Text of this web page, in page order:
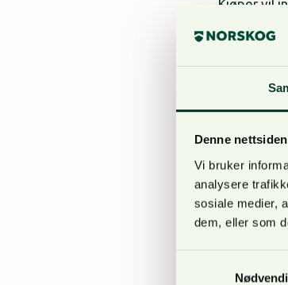
Denne
Vi bruker
analysere
sosiale medier,
dem, eller som
Kjøper vil
fra
Skurdal,
Dette
en